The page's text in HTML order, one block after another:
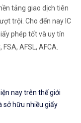
tảng giao dịch tiên
trội. Cho đến nay IC
phép tốt và uy tín
AFSL, AFCA.
nay trên thế giới
sở hữu nhiều giấy